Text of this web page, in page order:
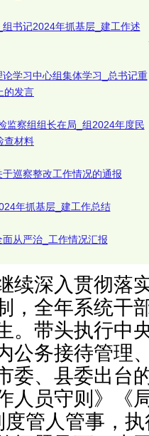
书记2024年抓基层_建工作述
学习中心组集体学习_总书记重
的发言
监察组组长在局_组2024年度民
查材料
巡察整改工作情况的通报
年抓基层_建工作总结
从严治_工作情况汇报
续深入贯彻落
，全年系统干
。带头执行中
公务接待管理
委、县委出台
人员守则》《
管人管事，